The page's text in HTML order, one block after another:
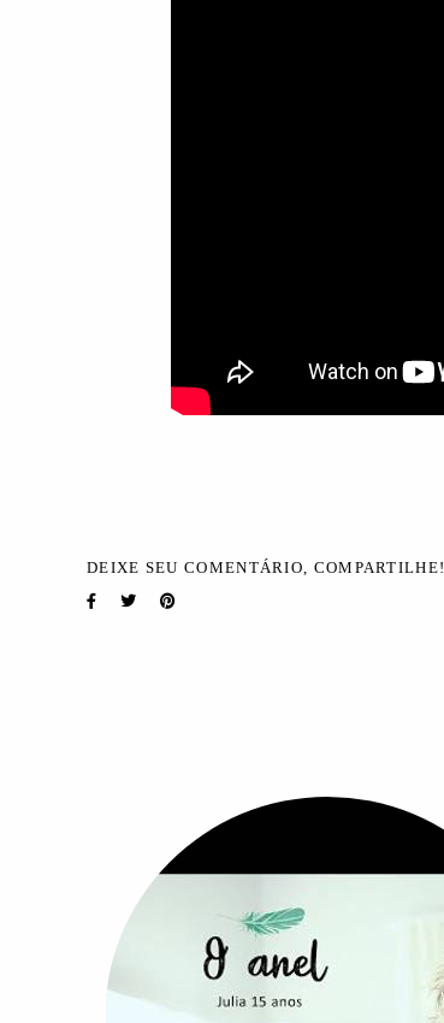
DEIXE SEU COMENTÁRIO, COMPARTILHE!